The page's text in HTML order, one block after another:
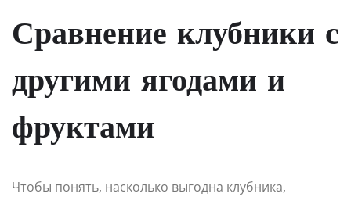
Сравнение клубники с
другими ягодами и
фруктами
Чтобы понять, насколько выгодна клубника,